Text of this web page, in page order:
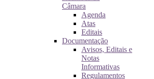
Câmara
Agenda
Atas
Editais
Documentação
Avisos, Editais e
Notas
Informativas
Regulamentos